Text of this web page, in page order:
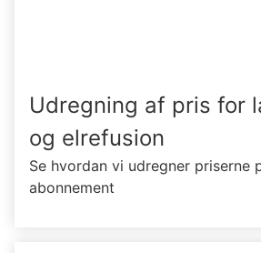
Udregning af pris for
og elrefusion
Se hvordan vi udregner priserne
abonnement